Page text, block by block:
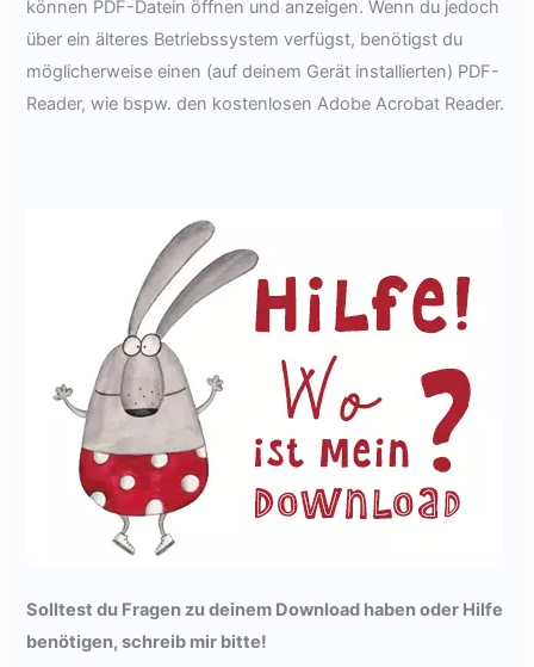
können PDF-Datein öffnen und anzeigen. Wenn du jedoch
über ein älteres Betriebssystem verfügst, benötigst du
möglicherweise einen (auf deinem Gerät installierten) PDF-
Reader, wie bspw. den kostenlosen Adobe Acrobat Reader.
Solltest du Fragen zu deinem Download haben oder Hilfe
benötigen,schreib mir bitte!